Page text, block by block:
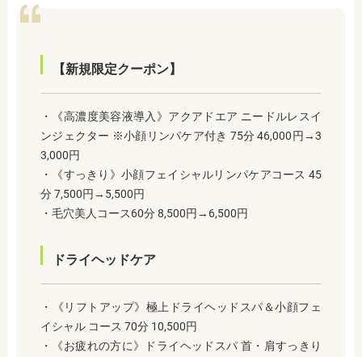
【新規限定クーポン】
・《高濃度美容液導入》アクアドエア ニードルレスイ
ンジェクター ※小顔リンパケア付き 75分 46,000円→3
3,000円
・《すっきり》小顔フェイシャルリンパケアコース 45
分 7,500円→5,500円
・毛穴美人コース60分 8,500円→6,500円
ドライヘッドケア
・《リフトアップ》極上ドライヘッドスパ＆小顔フェ
イシャル コース 70分 10,500円
・《お疲れの方に》ドライヘッドスパ 首・肩すっきり